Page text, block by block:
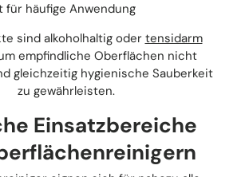
für häufige Anwendung
sind alkoholhaltig oder tensidarm
empfindliche Oberflächen nicht
gleichzeitig hygienische Sauberkeit
zu gewährleisten.
Einsatzbereiche